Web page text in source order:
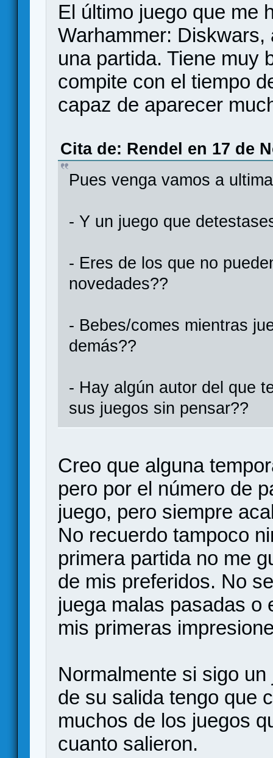
El último juego que me
Warhammer:
una partida. Tiene muy
compite con el tiempo
capaz de aparecer
Cita de: Rendel en 17 de
Pues venga vamos a
- Y un juego que
- Eres de los que no
novedades??
- Bebes/comes mientras
demás??
- Hay algún autor del que
sus juegos sin pensar??
Creo que alguna
pero por el número de
juego, pero siempre
No recuerdo tampoco
primera partida no me
de mis preferidos. No
juega malas pasadas o
mis primeras
Normalmente si sigo
de su salida tengo que
muchos de los juegos
cuanto salieron.